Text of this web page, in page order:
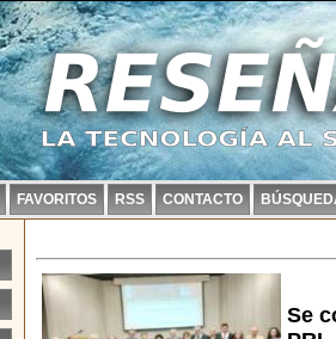
FAVORITOS RSS CONTACTO
Se